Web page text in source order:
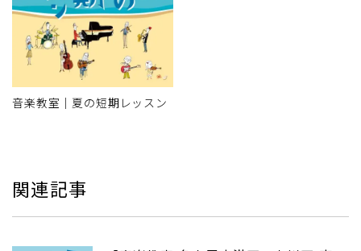
音楽教室｜夏の短期レッスン
関連記事